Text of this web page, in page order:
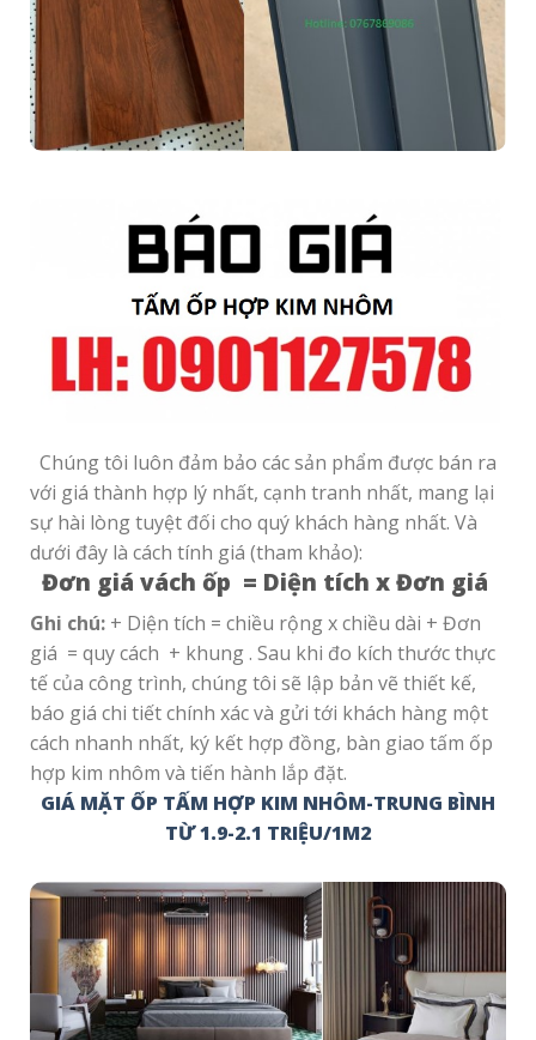
Chúng tôi luôn đảm bảo các sản phẩm được bán ra
với giá thành hợp lý nhất, cạnh tranh nhất, mang lại
sự hài lòng tuyệt đối cho quý khách hàng nhất. Và
dưới đây là cách tính giá (tham khảo):
Đơn giá vách ốp = Diện tích x Đơn giá
Ghi chú: + Diện tích = chiều rộng x chiều dài + Đơn
giá = quy cách + khung . Sau khi đo kích thước thực
tế của công trình, chúng tôi sẽ lập bản vẽ thiết kế,
báo giá chi tiết chính xác và gửi tới khách hàng một
cách nhanh nhất, ký kết hợp đồng, bàn giao tấm ốp
hợp kim nhôm và tiến hành lắp đặt.
GIÁ MẶT ỐP TẤM HỢP KIM NHÔM-TRUNG BÌNH
TỪ 1.9-2.1 TRIỆU/1M2